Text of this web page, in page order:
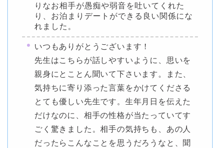
りなお相手が愚痴や弱音を吐いてくれた
り、お泊まりデートができる良い関係にな
れました。
いつもありがとうございます！
先生はこちらが話しやすいように、思いを
親身にとことん聞いて下さいます。また、
気持ちに寄り添った言葉をかけてくださる
とても優しい先生です。生年月日を伝えた
だけなのに、相手の性格が当たっていてす
ごく驚きました。相手の気持ちも、あの人
だったらこんなことを思うだろうなと、聞